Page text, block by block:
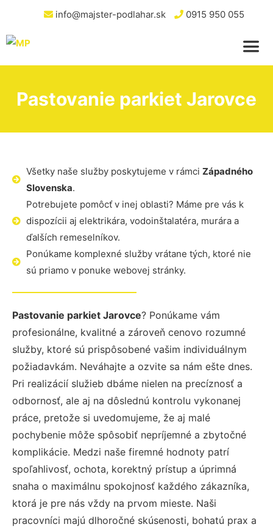
info@majster-podlahar.sk 0915 950 055
Pastovanie parkiet Jarovce
Všetky naše služby poskytujeme v rámci Západného
Slovenska.
Potrebujete pomôcť v inej oblasti? Máme pre vás k
dispozícii aj elektrikára, vodoinštalatéra, murára a
ďalších remeselníkov.
Ponúkame komplexné služby vrátane tých, ktoré nie
sú priamo v ponuke webovej stránky.
Pastovanie parkiet Jarovce? Ponúkame vám
profesionálne, kvalitné a zároveň cenovo rozumné
služby, ktoré sú prispôsobené vašim individuálnym
požiadavkám. Neváhajte a ozvite sa nám ešte dnes.
Pri realizácií služieb dbáme nielen na precíznosť a
odbornosť, ale aj na dôslednú kontrolu vykonanej
práce, pretože si uvedomujeme, že aj malé
pochybenie môže spôsobiť nepríjemné a zbytočné
komplikácie. Medzi naše firemné hodnoty patrí
spoľahlivosť, ochota, korektný prístup a úprimná
snaha o maximálnu spokojnosť každého zákazníka,
ktorá je pre nás vždy na prvom mieste. Naši
pracovníci majú dlhoročné skúsenosti, bohatú prax a